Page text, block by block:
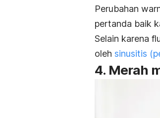
Perubahan
pertanda baik
Selain karena
oleh sinusitis
4. Merah